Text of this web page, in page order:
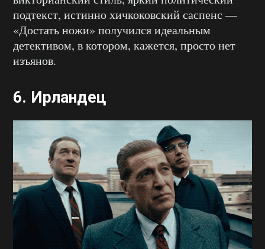
подтекст, истинно хичкоковский саспенс —
«Достать ножи» получился идеальным
детективом, в котором, кажется, просто нет
изъянов.
6. Ирландец